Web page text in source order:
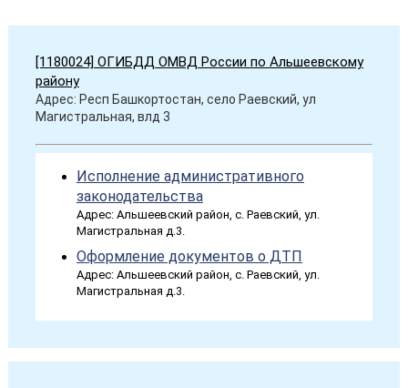
[1180024] ОГИБДД ОМВД России по Альшеевскому
району
Адрес: Респ Башкортостан, село Раевский, ул
Магистральная, влд 3
Исполнение административного
законодательства
Адрес: Альшеевский район, с. Раевский, ул.
Магистральная д.3.
Оформление документов о ДТП
Адрес: Альшеевский район, с. Раевский, ул.
Магистральная д.3.